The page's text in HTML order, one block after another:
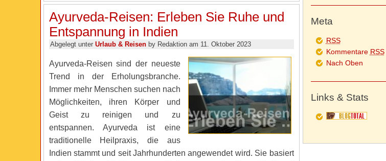
Ayurveda-Reisen: Erleben Sie Ruhe und
Entspannung in Indien
Abgelegt unter Urlaub & Reisenby Redaktion am 11. Oktober 2023
Ayurveda-Reisen sind der neueste
Trend in der Erholungsbranche.
Immer mehr Menschen suchen nach
Möglichkeiten, ihren Körper und
Geist zu reinigen und zu
entspannen. Ayurveda ist eine
traditionelle Heilpraxis, die aus
Indien stammt und seit Jahrhunderten angewendet wird. Sie basiert
Meta
RSS
Kommentare RSS
Nach Oben
Links & Stats